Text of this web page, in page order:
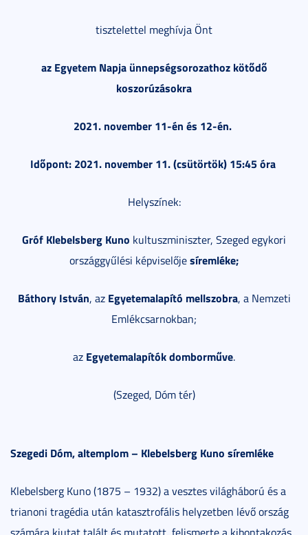
tisztelettel meghívja Önt
az Egyetem Napja ünnepségsorozathoz kötődő
koszorúzásokra
2021. november 11-én és 12-én.
Időpont: 2021. november 11. (csütörtök) 15:45 óra
Helyszínek:
Gróf Klebelsberg Kuno kultuszminiszter, Szeged egykori
országgyűlési képviselőjesíremléke;
Báthory István, az Egyetemalapító mellszobra, a Nemzeti
Emlékcsarnokban;
az Egyetemalapítók domborműve.
(Szeged, Dóm tér)
Szegedi Dóm, altemplom – Klebelsberg Kuno síremléke
Klebelsberg Kuno (1875 – 1932) a vesztes világháború és a
trianoni tragédia után katasztrofális helyzetben lévő ország
számára kiutat talált és mutatott, felismerte a kibontakozás